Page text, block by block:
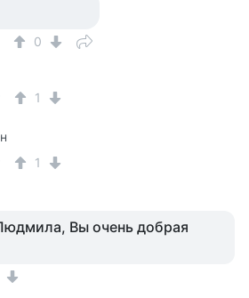
0
1
1
Вы очень добрая